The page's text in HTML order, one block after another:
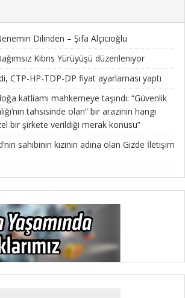
Dilinden – Şifa Alçıcıoğlu
Kıbrıs Yürüyüşü düzenleniyor
CTP-HP-TDP-DP fiyat ayarlaması yaptı
katliamı mahkemeye taşındı: “Güvenlik
tahsisinde olan” bir arazinin hangi
bir şirkete verildiği merak konusu”
sahibinin kızının adına olan Gizde İletişim